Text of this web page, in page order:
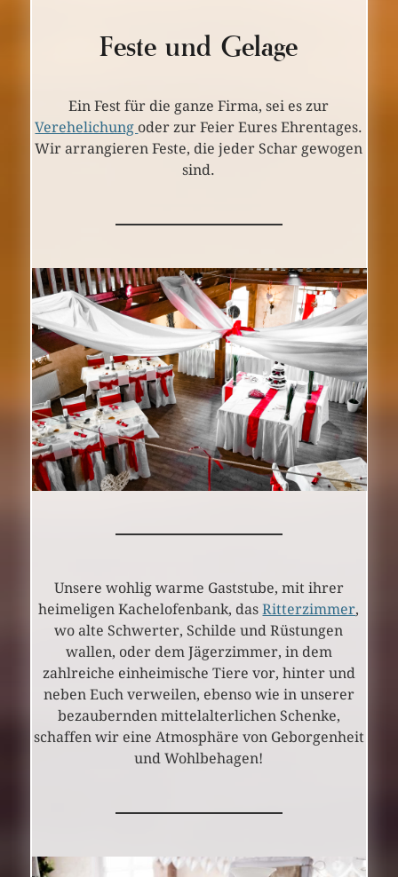
Feste und Gelage
Ein Fest für die ganze Firma, sei es zur
Verehelichung oder zur Feier Eures Ehrentages.
Wir arrangieren Feste, die jeder Schar gewogen
sind.
Unsere wohlig warme Gaststube, mit ihrer
heimeligen Kachelofenbank, dasRitterzimmer,
wo alte Schwerter, Schilde und Rüstungen
wallen, oder dem Jägerzimmer, in dem
zahlreiche einheimische Tiere vor, hinter und
neben Euch verweilen, ebenso wie in unserer
bezaubernden mittelalterlichen Schenke,
schaffen wir eine Atmosphäre von Geborgenheit
und Wohlbehagen!